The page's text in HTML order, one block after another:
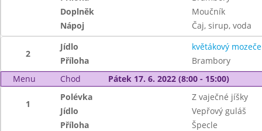
Doplněk
Moučník
Nápoj
Čaj, sirup, voda
2
Jídlo
květákový
Příloha
Brambory
Menu
Chod Pátek 17. 6. 2022 (8:00 - 15:00)
1
Polévka
Z vaječné jíšky
Jídlo
Vepřový guláš
Příloha
Špecle